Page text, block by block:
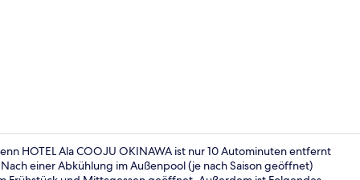
HOTEL Ala COOJU OKINAWA ist nur 10 Autominuten entfernt
einer Abkühlung im Außenpool (je nach Saison geöffnet)